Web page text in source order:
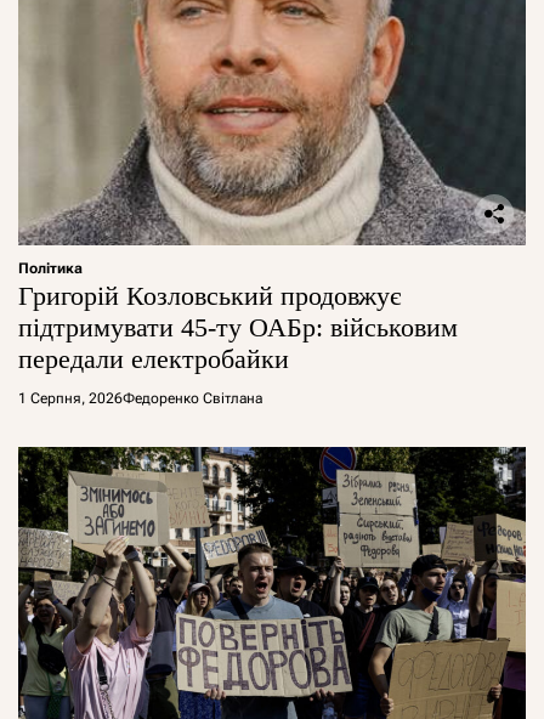
Політика
Григорій Козловський продовжує
підтримувати 45-ту ОАБр: військовим
передали електробайки
1 Серпня, 2026Федоренко Світлана